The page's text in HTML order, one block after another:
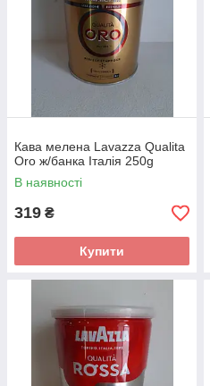
Кава мелена Lavazza Qualita
Oro ж/банка Італія 250g
В наявності
319 ₴
Купити